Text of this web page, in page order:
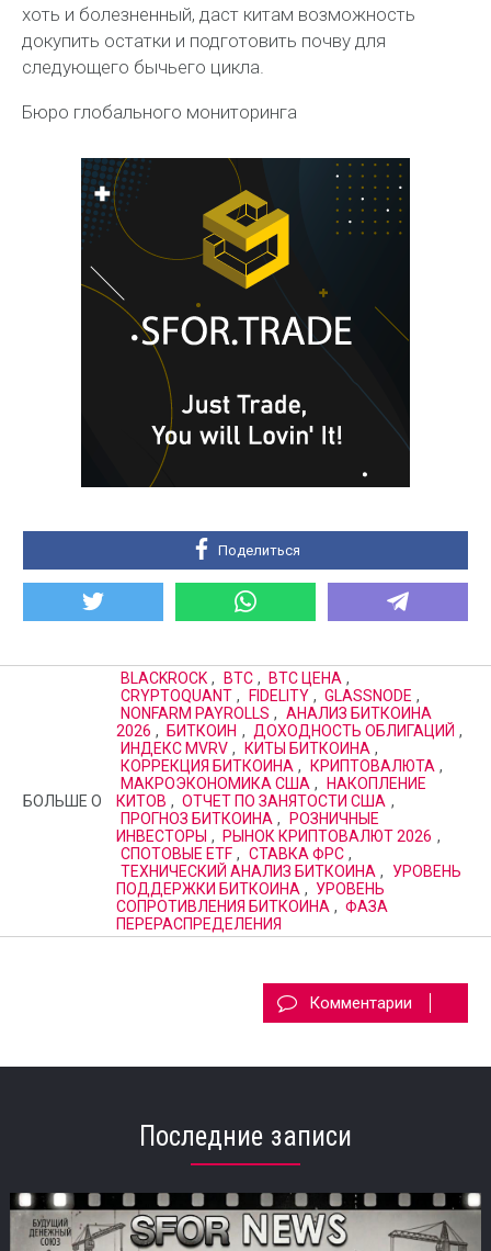
хоть и болезненный, даст китам возможность
докупить остатки и подготовить почву для
следующего бычьего цикла.
Бюро глобального мониторинга
Поделиться
БОЛЬШЕ О
BLACKROCK , BTC , BTC ЦЕНА ,
CRYPTOQUANT , FIDELITY , GLASSNODE ,
NONFARM PAYROLLS , АНАЛИЗ БИТКОИНА
2026 , БИТКОИН , ДОХОДНОСТЬ ОБЛИГАЦИЙ ,
ИНДЕКС MVRV , КИТЫ БИТКОИНА ,
КОРРЕКЦИЯ БИТКОИНА , КРИПТОВАЛЮТА ,
МАКРОЭКОНОМИКА США ,
НАКОПЛЕНИЕ
КИТОВ , ОТЧЕТ ПО ЗАНЯТОСТИ США ,
ПРОГНОЗ БИТКОИНА ,
РОЗНИЧНЫЕ
ИНВЕСТОРЫ , РЫНОК КРИПТОВАЛЮТ 2026 ,
СПОТОВЫЕ ETF , СТАВКА ФРС ,
ТЕХНИЧЕСКИЙ АНАЛИЗ БИТКОИНА ,
УРОВЕНЬ
ПОДДЕРЖКИ БИТКОИНА , УРОВЕНЬ
СОПРОТИВЛЕНИЯ БИТКОИНА , ФАЗА
ПЕРЕРАСПРЕДЕЛЕНИЯ
Комментарии
Последние записи